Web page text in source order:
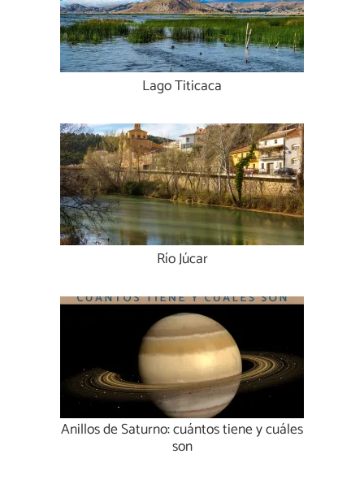
Lago Titicaca
Río Júcar
Anillos de Saturno: cuántos tiene y cuáles
son